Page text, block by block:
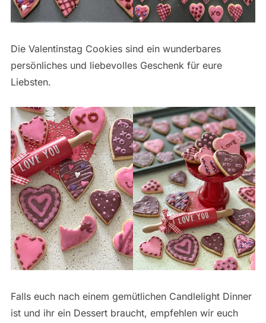
Die Valentinstag Cookies sind ein wunderbares
persönliches und liebevolles Geschenk für eure
Liebsten.
Falls euch nach einem gemütlichen Candlelight Dinner
ist und ihr ein Dessert braucht, empfehlen wir euch